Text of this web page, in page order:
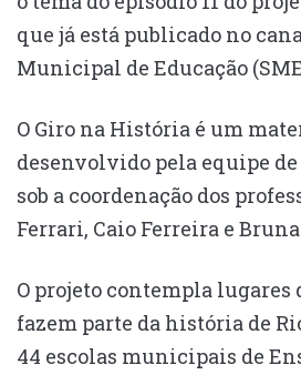
que já está publicado no
Municipal de Educação
O Giro na História é um
desenvolvido pela equipe de
sob a coordenação dos
Ferrari, Caio Ferreira e Bruna
O projeto contempla lugares
fazem parte da história de
44 escolas municipais de